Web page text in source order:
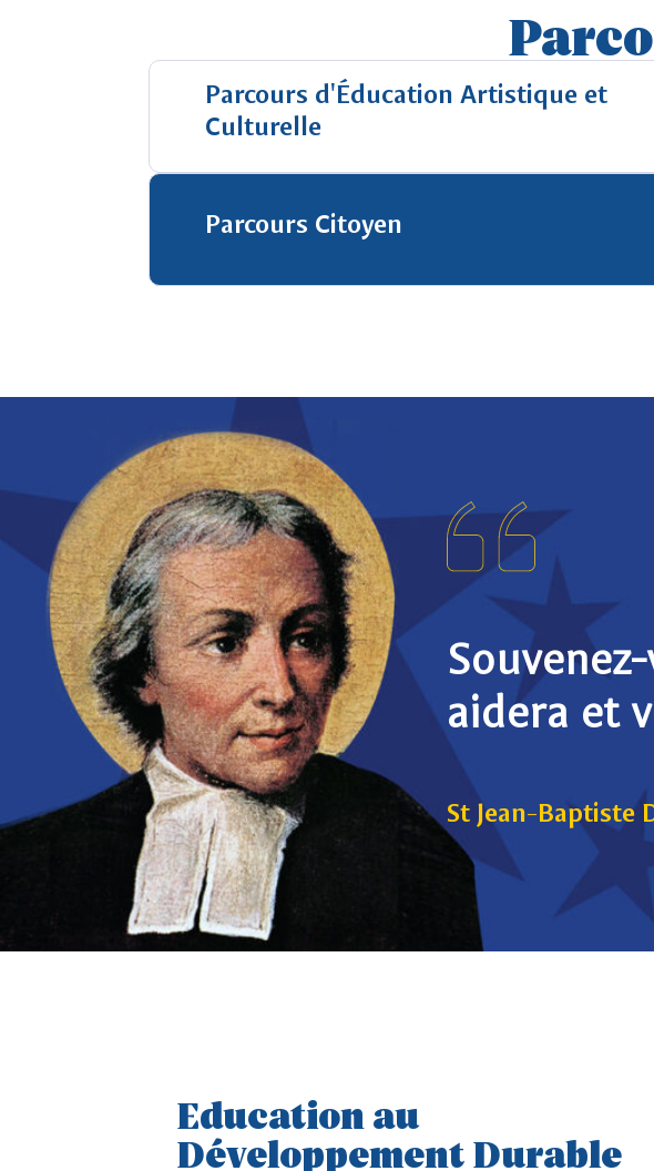
Parcours d'Éducation Artistique et
Culturelle
Parcours Citoyen
pour toi et pour
aidera et
St Jean-Baptiste
Education au
Développement Durable